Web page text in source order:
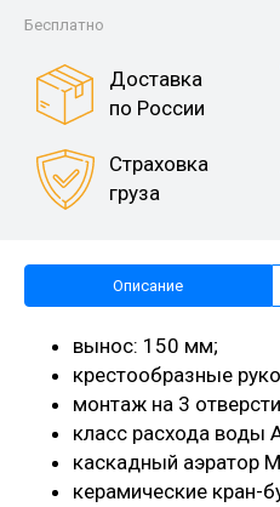
Бесплатно
Доставка
по России
Страховка
груза
Описание
вынос: 150 мм;
крестообразные
монтаж на 3
класс расхода воды
каскадный аэратор
керамические кран-